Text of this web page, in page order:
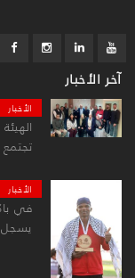
آخر الأخبار
الأخبار
تجتمع
الأخبار
في
يسجل